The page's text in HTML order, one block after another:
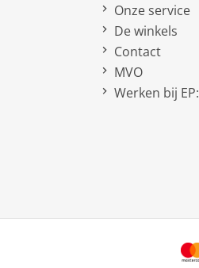
Onze service
De winkels
Contact
MVO
Werken bij EP: